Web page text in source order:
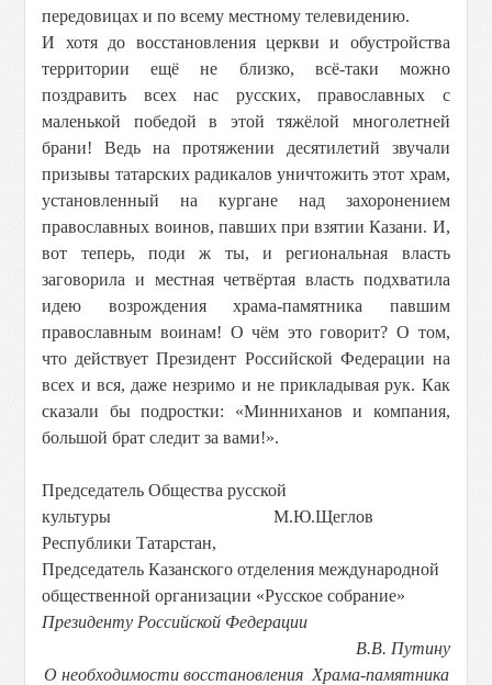
передовицах и по всему местному телевидению.
И хотя до восстановления церкви и обустройства
территории ещё не близко, всё-таки можно
поздравить всех нас русских, православных с
маленькой победой в этой тяжёлой многолетней
брани! Ведь на протяжении десятилетий звучали
призывы татарских радикалов уничтожить этот храм,
установленный на кургане над захоронением
православных воинов, павших при взятии Казани. И,
вот теперь, поди ж ты, и региональная власть
заговорила и местная четвёртая власть подхватила
идею возрождения храма-памятника павшим
православным воинам! О чём это говорит? О том,
что действует Президент Российской Федерации на
всех и вся, даже незримо и не прикладывая рук. Как
сказали бы подростки: «Минниханов и компания,
большой брат следит за вами!».
Председатель Общества русской
культуры М.Ю.Щеглов
Республики Татарстан,
Председатель Казанского отделения международной
общественной организации «Русское собрание»
Президенту Российской Федерации
В.В. Путину
О необходимости восстановления Храма-памятника